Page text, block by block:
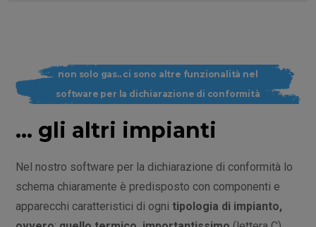
non solo gas.. ci sono altre funzionalità nel
software per la dichiarazione di conformità
... gli altri impianti
Nel nostro software per la dichiarazione di conformità lo
schema chiaramente è predisposto con componenti e
apparecchi caratteristici di ogni tipologia di impianto,